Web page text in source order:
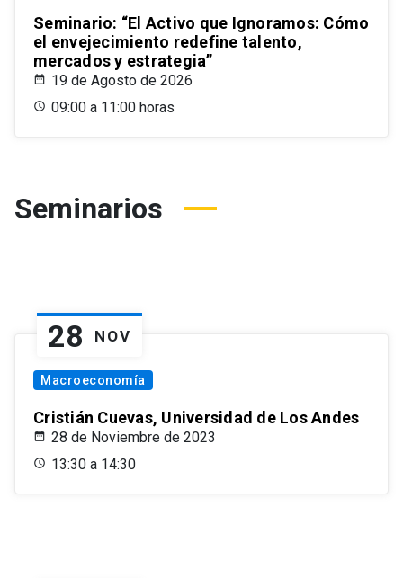
Seminario: “El Activo que Ignoramos: Cómo
el envejecimiento redefine talento,
mercados y estrategia”
19 de Agosto de 2026
09:00 a 11:00 horas
Seminarios
28 NOV
Macroeconomía
Cristián Cuevas, Universidad de Los Andes
28 de Noviembre de 2023
13:30 a 14:30